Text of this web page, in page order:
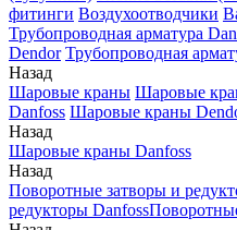
фитинги Воздухоотводчики
Трубопроводная арматура
Dendor Трубопроводная
Назад
Шаровые краны Шаровые
Danfoss Шаровые краны
Назад
Шаровые краны Danfoss
Назад
Поворотные затворы и
редукторы Danfoss